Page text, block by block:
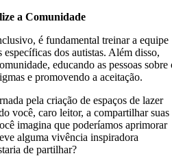
a Comunidade
é fundamental treinar a equipe
específicas dos autistas. Além disso,
educando as pessoas sobre
e promovendo a aceitação.
pela criação de espaços de lazer
você, caro leitor, a compartilhar suas
imagina que poderíamos aprimorar
alguma vivência inspiradora
de partilhar?